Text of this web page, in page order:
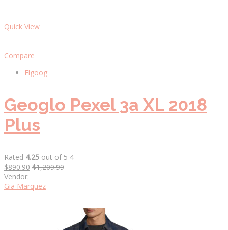
Quick View
Compare
Elgoog
Geoglo Pexel 3a XL 2018
Plus
Rated 4.25 out of 5 4
$890.90 $1,209.99
Vendor:
Gia Marquez